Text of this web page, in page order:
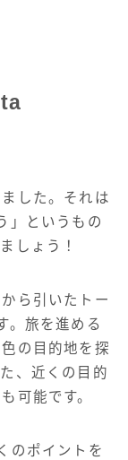
した。それは
」というもの
しょう！
ら引いたトー
。旅を進める
の目的地を探
、近くの目的
可能です。
のポイントを